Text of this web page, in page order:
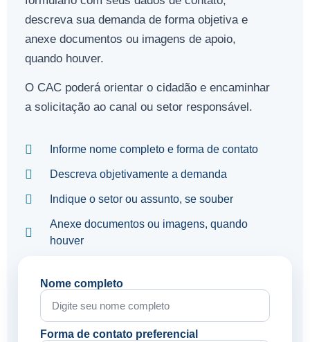
descreva sua demanda de forma objetiva e
anexe documentos ou imagens de apoio,
quando houver.
O CAC poderá orientar o cidadão e encaminhar
a solicitação ao canal ou setor responsável.
Informe nome completo e forma de contato
Descreva objetivamente a demanda
Indique o setor ou assunto, se souber
Anexe documentos ou imagens, quando
houver
Nome completo
Forma de contato preferencial